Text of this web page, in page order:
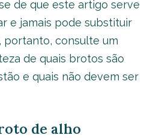
de que este artigo serve
e jamais pode substituir
portanto, consulte um
de quais brotos são
e quais não devem ser
de alho